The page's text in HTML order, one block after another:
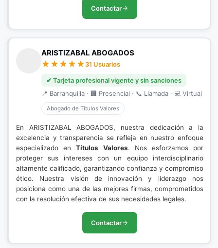
Contactar
ARISTIZABAL ABOGADOS
31 Usuarios
✔ Tarjeta profesional vigente y sin sanciones
📍 Barranquilla · 🏢 Presencial · 📞 Llamada · 💻 Virtual
Abogado de Títulos Valores
En ARISTIZABAL ABOGADOS, nuestra dedicación a la
excelencia y transparencia se refleja en nuestro enfoque
especializado enTítulos Valores. Nos esforzamos por
proteger sus intereses con un equipo interdisciplinario
altamente calificado, garantizando confianza y compromiso
ético. Nuestra visión de innovación y liderazgo nos
posiciona como una de las mejores firmas, comprometidos
con la resolución efectiva de sus necesidades legales.
Contactar